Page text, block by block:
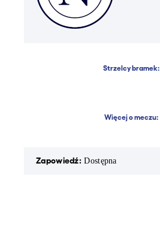
Strzelcy bramek:
Więcej o meczu:
Zapowiedź: Dostępna